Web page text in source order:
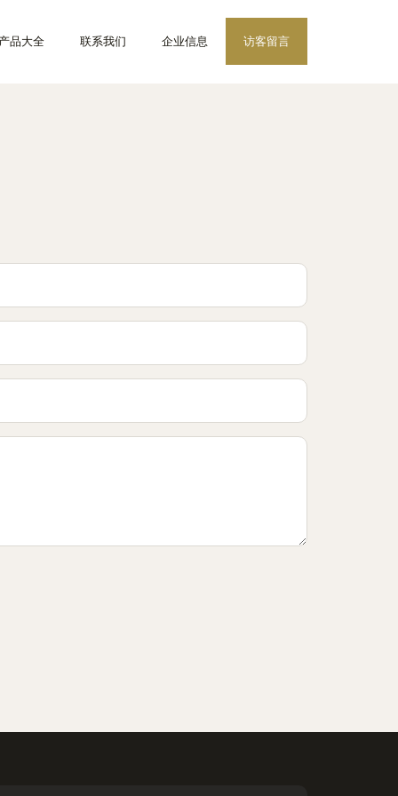
产品大全 联系我们 企业信息 访客留言